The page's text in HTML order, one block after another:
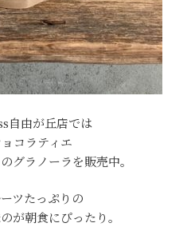
自由が丘店では
コラティエ
グラノーラを販売中。
ツたっぷりの
が朝食にぴったり。